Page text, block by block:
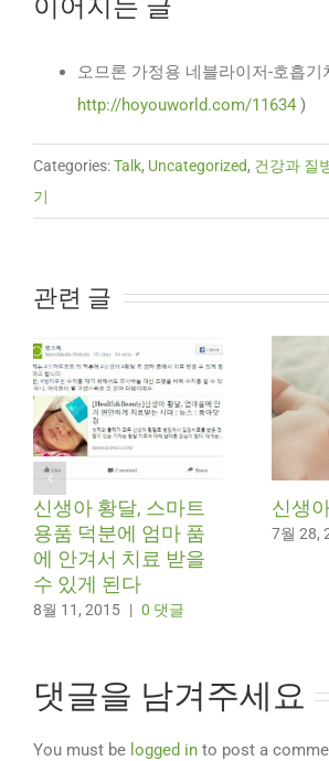
오므론 가정용 네블라이저-호흡
http://hoyouworld.com/11634 )
Categories:Talk, Uncategorized, 건강과 질
기
관련 글
신생아 황달, 스마트
용품 덕분에 엄마 품
에 안겨서 치료 받을
수 있게 된다
8월 11, 2015 | 0 댓글
신생
7월 28,
댓글을 남겨주세요
You must be logged in to post a